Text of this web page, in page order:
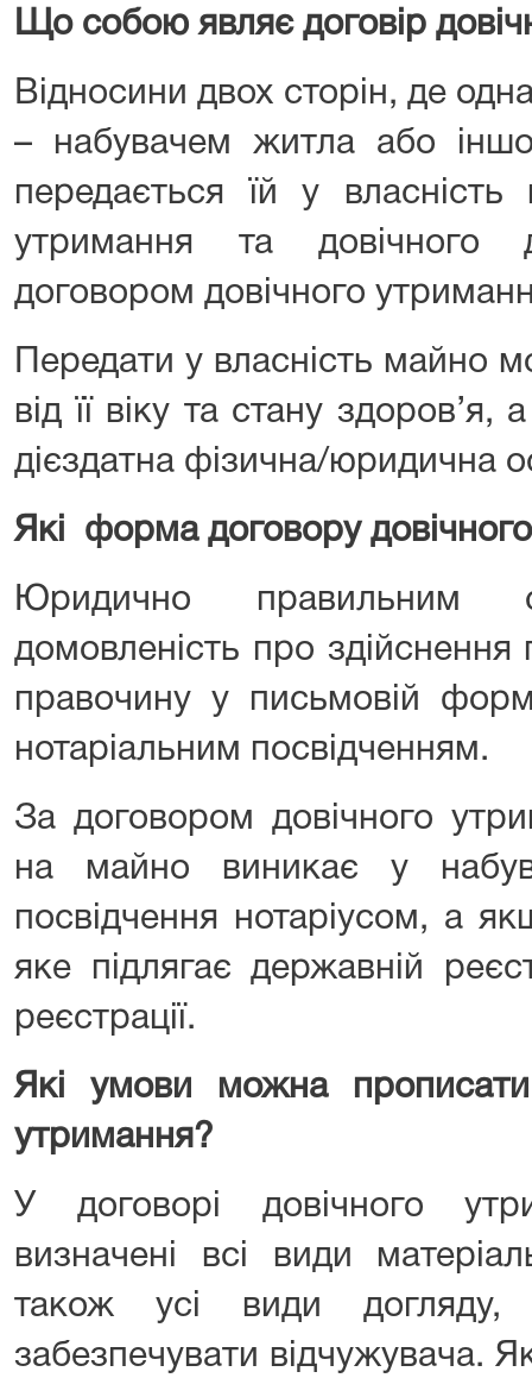
Що собою являє договір
Відносини двох сторін, де
– набувачем житла або
передається їй у
утримання та довічного
договором довічного
Передати у власність майно
від її віку та стану
дієздатна фізична/юридична
Які форма договору
Юридично правильним
домовленість про здійснення
правочину у письмовій
нотаріальним посвідченням.
За договором довічного
на майно виникає у
посвідчення нотаріусом, а
яке підлягає державній
реєстрації.
Які умови можна прописати
утримання?
У договорі довічного
визначені всі види
також усі види
забезпечувати відчужувача.